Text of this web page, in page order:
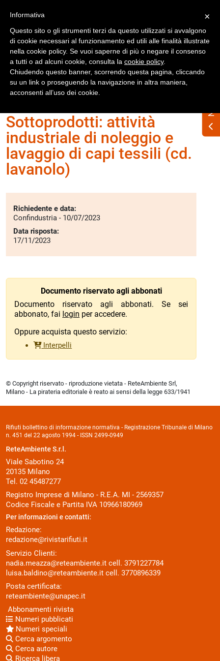
Accedi
Home Interpelli Sottoprodotti
Sottoprodotti: attività
industriale di noleggio e
lavaggio di capi tessili (cd.
lavanolo)
Richiedente e data:
Confindustria - 10/07/2023
Data risposta:
17/11/2023
Documento riservato agli abbonati
Documento riservato agli abbonati. Se sei
abbonato, fai login per accedere.
Oppure acquista questo servizio:
Interpelli
© Copyright riservato - riproduzione vietata - ReteAmbiente Srl,
Milano - La pirateria editoriale è reato ai sensi della legge 633/1941
Rifiuti bollettino di informazione normativa - Registrazione Tribunale di Milano
n. 451 del 22 agosto 1994 - ISSN 2499-0949
ReteAmbiente S.r.l.
Viale Sabotino 24
20135 Milano
Tel. 02 45487277
Registro Imprese di Milano - R.E.A. MI - 2569357
Codice Fiscale e Partita IVA 10966180969
Per informazioni e contatti:
Redazione:
redazione@rivistarifiuti.it
Servizio Clienti:
nadia.meazza@reteambiente.it cell. 3791227784
luisa.baldino@reteambiente.it cell. 3770896339
Posta certificata:
reteambiente@unapec.it
Abbonamenti rivista
Numeri pubblicati
Numeri speciali
Cerca argomento
Cerca autore
Ricerca libera
×
Informativa
Questo sito o gli strumenti terzi da questo utilizzati si avvalgono
di cookie necessari al funzionamento ed utili alle finalità illustrate
nella cookie policy. Se vuoi saperne di più o negare il consenso
a tutti o ad alcuni cookie, consulta la cookie policy.
Chiudendo questo banner, scorrendo questa pagina, cliccando
su un link o proseguendo la navigazione in altra maniera,
acconsenti all’uso dei cookie.